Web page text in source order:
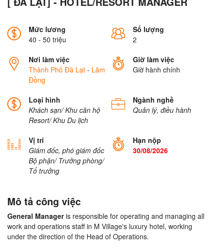
Mức lương
40 - 50 triệu
Số lượng
2
Nơi làm việc
Thành Phố Đà Lạt - Lâm
Đồng
Giờ làm việc
Giờ hành chính
Loại hình
Khách sạn/ Khu căn hộ
Resort/ Khu Du lịch
Ngành nghề
Quản lý, điều hành
Vị trí
Giám đốc, phó giám đốc
Bộ phận/ Trưởng phòng/
Tổ trưởng
Hạn nộp
30/08/2026
Mô tả công việc
General Manageris responsible for operating and managing all
work and operations staff in M Village's luxury hotel, working
under the direction of the Head of Operations.